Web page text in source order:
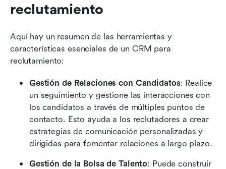
reclutamiento
Aquí hay un resumen de las herramientas y
características esenciales de un CRM para
reclutamiento:
Gestión de Relaciones con Candidatos: Realice
un seguimiento y gestione las interacciones con
los candidatos a través de múltiples puntos de
contacto. Esto ayuda a los reclutadores a crear
estrategias de comunicación personalizadas y
dirigidas para fomentar relaciones a largo plazo.
Gestión de la Bolsa de Talento: Puede construir